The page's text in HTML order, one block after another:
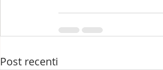
Post recenti